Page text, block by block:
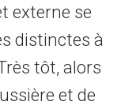
externe se
distinctes à
tôt, alors
et de